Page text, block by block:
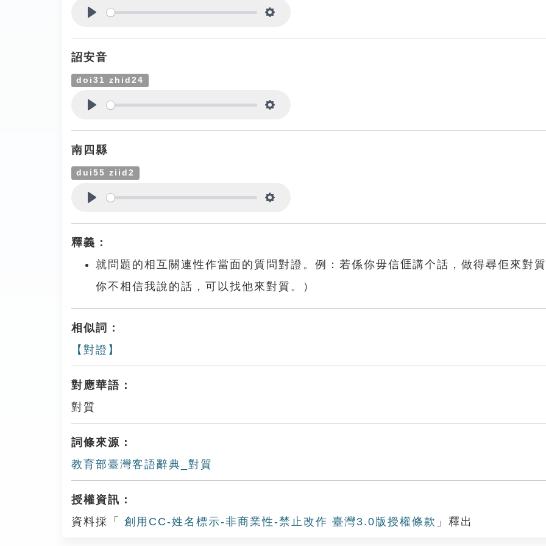
詔安音
doi31 zhid24
南四縣
dui55 ziid2
釋義：
就問題的相互關連性作當面的質問對證。例：若係你毋信𠊎講个話，做得尋佢來對
你不相信我說的話，可以找他來對質。）
相似詞：
【對證】
對應華語：
對質
詞條來源：
教育部臺灣客語辭典_對質
授權資訊：
資料採「
創用CC-姓名標示-非商業性-禁止改作 臺灣3.0版授權條款 」釋出